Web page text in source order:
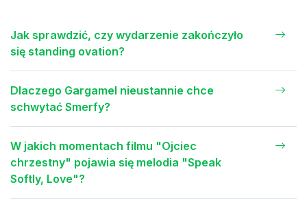
Jak sprawdzić, czy wydarzenie zakończyło
się standing ovation?
Dlaczego Gargamel nieustannie chce
schwytać Smerfy?
W jakich momentach filmu "Ojciec
chrzestny" pojawia się melodia "Speak
Softly, Love"?